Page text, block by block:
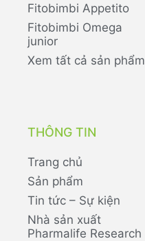
Fitobimbi Appetito
Fitobimbi Omega
junior
Xem tất cả sản phẩm
THÔNG TIN
Trang chủ
Sản phẩm
Tin tức – Sự kiện
Nhà sản xuất
Pharmalife Research